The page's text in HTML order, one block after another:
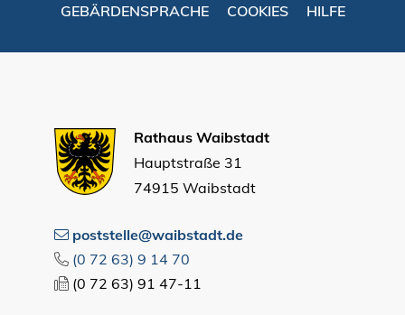
GEBÄRDENSPRACHE
COOKIES HILFE
Rathaus Waibstadt
Hauptstraße 31
74915 Waibstadt
poststelle@waibstadt.de
(0 72 63) 9 14 70
(0 72 63) 91 47-11